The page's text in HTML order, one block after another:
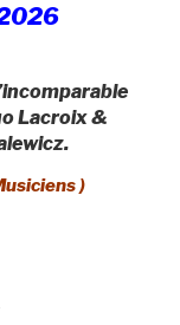
Lacroix &
.
)